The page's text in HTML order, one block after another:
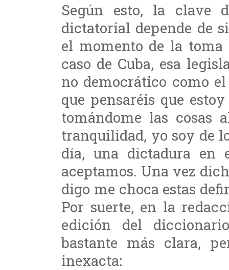
Según esto, la clave
dictatorial depende de
el momento de la toma
caso de Cuba, esa
no democrático como
que pensaréis que
tomándome las cosas
tranquilidad, yo soy de
día, una dictadura en
aceptamos. Una vez
digo me choca estas
Por suerte, en la
edición del
bastante más clara,
inexacta: